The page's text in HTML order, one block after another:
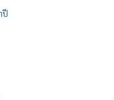
ปี